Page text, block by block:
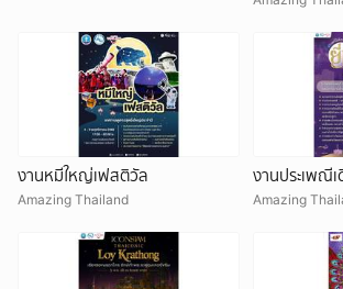
งานหมีใหญ่เฟสติวัล
Amazing Thailand
งานประเพณีเ
Amazing